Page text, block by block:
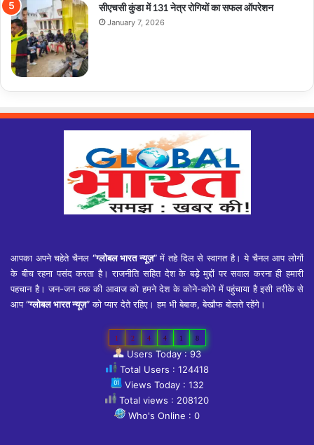
सीएचसी कुंडा में 131 नेत्र रोगियों का सफल ऑपरेशन
January 7, 2026
आपका अपने चहेते चैनल “ग्लोबल भारत न्यूज़”में तहे दिल से स्वागत है। ये चैनल आप लोगों
के बीच रहना पसंद करता है। राजनीति सहित देश के बड़े मुद्दों पर सवाल करना ही हमारी
पहचान है। जन-जन तक की आवाज को हमने देश के कोने-कोने में पहुंचाया है इसी तरीके से
आप“ग्लोबल भारत न्यूज़”को प्यार देते रहिए। हम भी बेबाक, बेखौफ बोलते रहेंगे।
1 2 4 4 1 8
Users Today : 93
Total Users : 124418
Views Today : 132
Total views : 208120
Who's Online : 0